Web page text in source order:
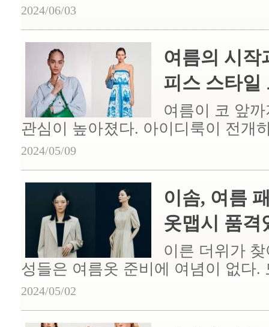
2024/06/03
여름의 시작
피스 스타일
여름이 코 앞
관심이 높아졌다. 아이디룩이 전개
2024/05/09
이솜, 여름
옷맵시 품격
이른 더위가
성들은 여름옷 준비에 여념이 없다.
2024/05/02